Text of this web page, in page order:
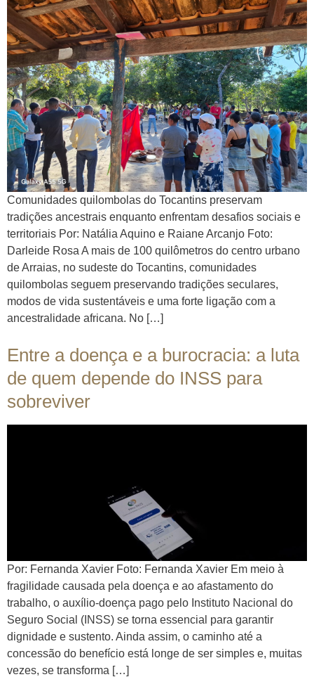
Comunidades quilombolas do Tocantins preservam
tradições ancestrais enquanto enfrentam desafios sociais e
territoriais Por: Natália Aquino e Raiane Arcanjo Foto:
Darleide Rosa A mais de 100 quilômetros do centro urbano
de Arraias, no sudeste do Tocantins, comunidades
quilombolas seguem preservando tradições seculares,
modos de vida sustentáveis e uma forte ligação com a
ancestralidade africana. No […]
Entre a doença e a burocracia: a luta
de quem depende do INSS para
sobreviver
Por: Fernanda Xavier Foto: Fernanda Xavier Em meio à
fragilidade causada pela doença e ao afastamento do
trabalho, o auxílio-doença pago pelo Instituto Nacional do
Seguro Social (INSS) se torna essencial para garantir
dignidade e sustento. Ainda assim, o caminho até a
concessão do benefício está longe de ser simples e, muitas
vezes, se transforma […]